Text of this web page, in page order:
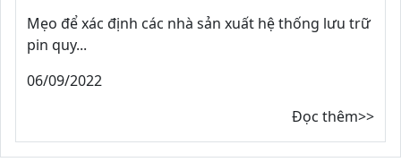
Mẹo để xác định các nhà sản xuất hệ thống lưu trữ
pin quy...
06/09/2022
Đọc thêm>>